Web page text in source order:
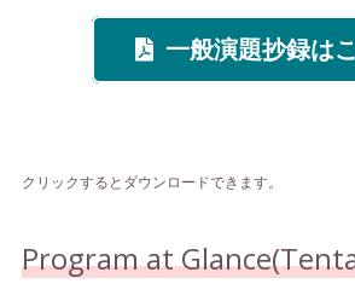
一般演題抄録は
クリックするとダウンロードできます。
Program at